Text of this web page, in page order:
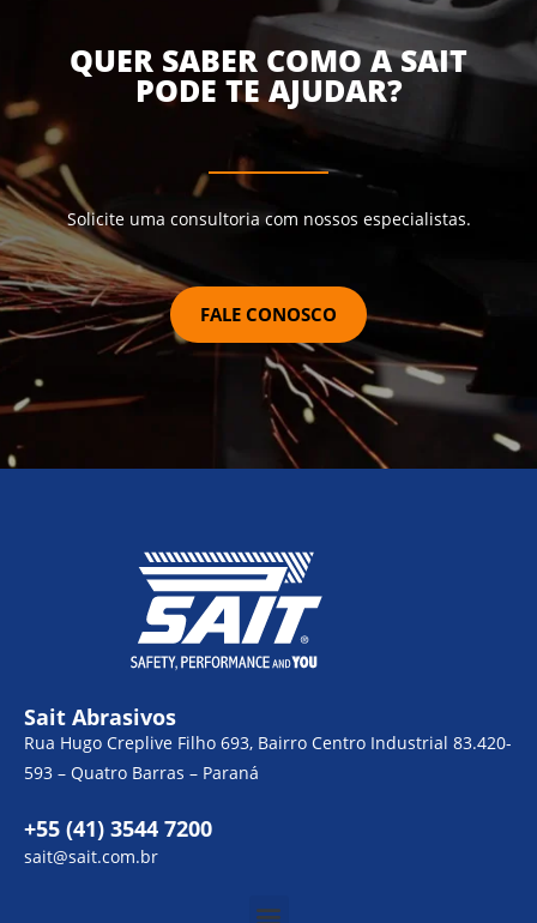
QUER SABER COMO A SAIT
PODE TE AJUDAR?
Solicite uma consultoria com nossos especialistas.
FALE CONOSCO
Sait Abrasivos
Rua Hugo Creplive Filho 693, Bairro Centro Industrial 83.420-
593 – Quatro Barras – Paraná
+55 (41) 3544 7200
sait@sait.com.br